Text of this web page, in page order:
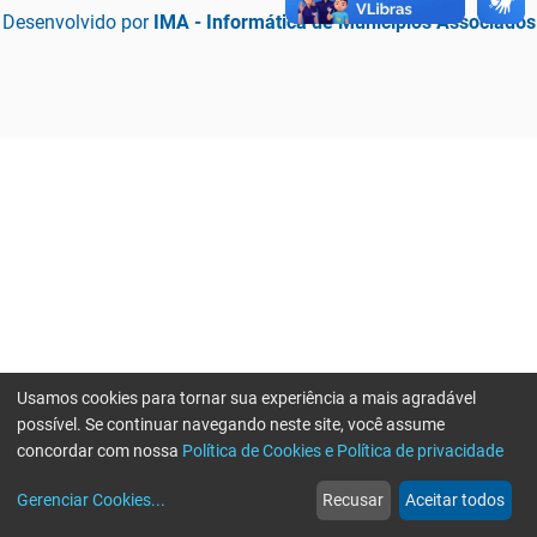
Desenvolvido por IMA - Informática de Municípios Associados
web
Notícias
more_horiz
Mais
Usamos cookies para tornar sua experiência a mais agradável
possível. Se continuar navegando neste site, você assume
concordar com nossa Política de Cookies e Política de privacidade
Gerenciar Cookies... Recusar Aceitar todos
Erro ao enviar informações, por favor tente novamente